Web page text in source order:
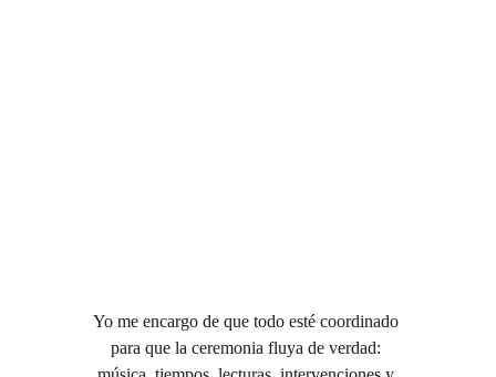
Yo me encargo de que todo esté coordinado
para que la ceremonia fluya de verdad: